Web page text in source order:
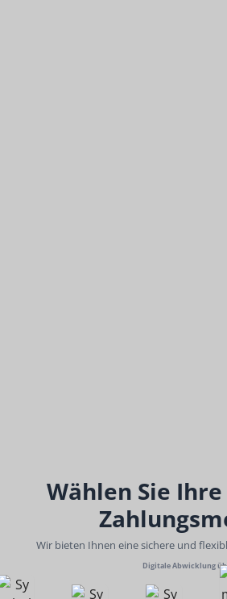
Wählen Sie
Wir bieten Ihnen eine sichere und
Digitale Abwicklung